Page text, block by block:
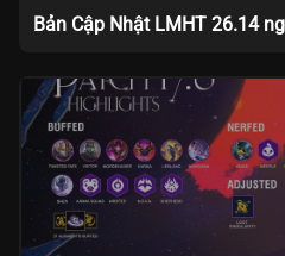
Bản Cập Nhật LMHT 26.14